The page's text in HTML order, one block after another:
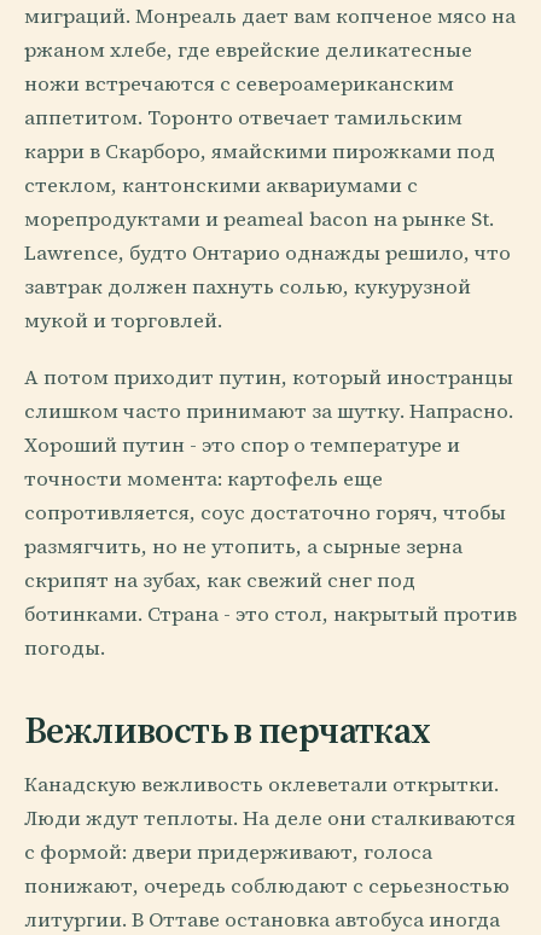
миграций. Монреаль дает вам копченое мясо на
ржаном хлебе, где еврейские деликатесные
ножи встречаются с североамериканским
аппетитом. Торонто отвечает тамильским
карри в Скарборо, ямайскими пирожками под
стеклом, кантонскими аквариумами с
морепродуктами и peameal bacon на рынке St.
Lawrence, будто Онтарио однажды решило, что
завтрак должен пахнуть солью, кукурузной
мукой и торговлей.
А потом приходит путин, который иностранцы
слишком часто принимают за шутку. Напрасно.
Хороший путин - это спор о температуре и
точности момента: картофель еще
сопротивляется, соус достаточно горяч, чтобы
размягчить, но не утопить, а сырные зерна
скрипят на зубах, как свежий снег под
ботинками. Страна - это стол, накрытый против
погоды.
Вежливость в перчатках
Канадскую вежливость оклеветали открытки.
Люди ждут теплоты. На деле они сталкиваются
с формой: двери придерживают, голоса
понижают, очередь соблюдают с серьезностью
литургии. В Оттаве остановка автобуса иногда